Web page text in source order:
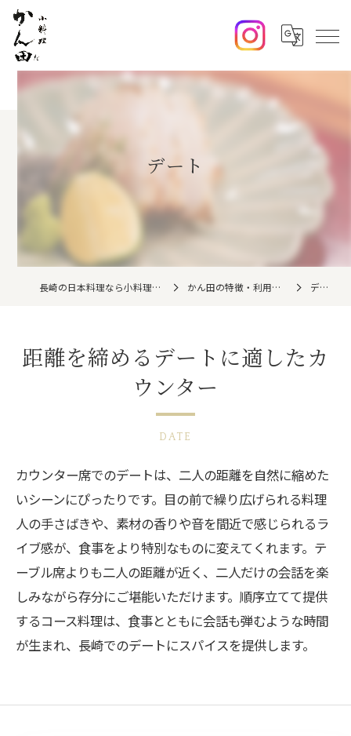
デート
長崎の日本料理なら小料理かん田 かん田の特徴・利用シーン デート
距離を締めるデートに適したカ
ウンター
DATE
カウンター席でのデートは、二人の距離を自然に縮めた
いシーンにぴったりです。目の前で繰り広げられる料理
人の手さばきや、素材の香りや音を間近で感じられるラ
イブ感が、食事をより特別なものに変えてくれます。テ
ーブル席よりも二人の距離が近く、二人だけの会話を楽
しみながら存分にご堪能いただけます。順序立てて提供
するコース料理は、食事とともに会話も弾むような時間
が生まれ、長崎でのデートにスパイスを提供します。